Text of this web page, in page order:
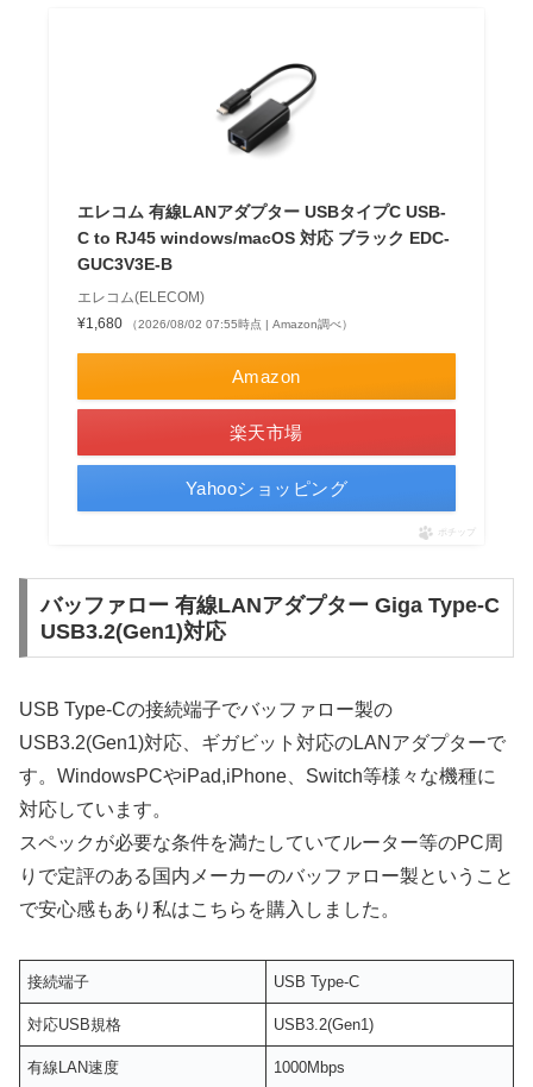
エレコム 有線LANアダプター USBタイプC USB-
C to RJ45 windows/macOS 対応 ブラック EDC-
GUC3V3E-B
エレコム(ELECOM)
¥1,680
（2026/08/02 07:55時点 | Amazon調べ）
Amazon
楽天市場
Yahooショッピング
ポチップ
バッファロー 有線LANアダプター Giga Type-C
USB3.2(Gen1)対応
USB Type-Cの接続端子でバッファロー製の
USB3.2(Gen1)対応、ギガビット対応のLANアダプターで
す。WindowsPCやiPad,iPhone、Switch等様々な機種に
対応しています。
スペックが必要な条件を満たしていてルーター等のPC周
りで定評のある国内メーカーのバッファロー製ということ
で安心感もあり私はこちらを購入しました。
接続端子 USB Type-C
対応USB規格 USB3.2(Gen1)
有線LAN速度 1000Mbps